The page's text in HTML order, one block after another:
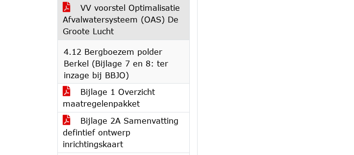
VV voorstel Optimalisatie
Afvalwatersysteem (OAS) De
Groote Lucht
4.12 Bergboezem polder
Berkel (Bijlage 7 en 8: ter
inzage bij BBJO)
Bijlage 1 Overzicht
maatregelenpakket
Bijlage 2A Samenvatting
defintief ontwerp
inrichtingskaart